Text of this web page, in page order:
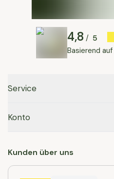
4,8 / 5
Basierend auf
Service
Konto
Kunden über uns